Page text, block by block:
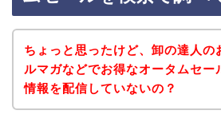
ちょっと思ったけど、卸の達人の
ルマガなどでお得なオータムセー
情報を配信していないの？